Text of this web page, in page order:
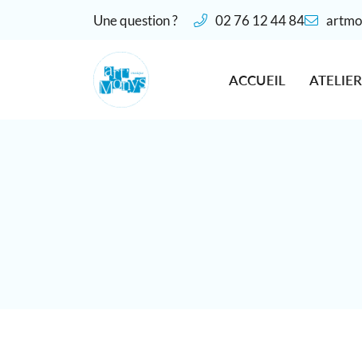
Une question ? 02 76 12 44 84
ACCUEIL ATELIER
27190 Conches-en-Ouche
02 76 12 44 84